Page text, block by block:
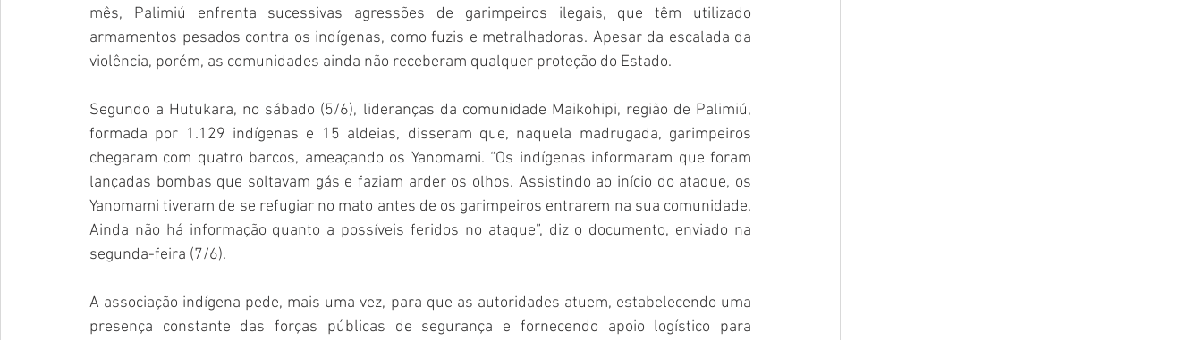
mês, Palimiú enfrenta sucessivas agressões de garimpeiros ilegais, que têm utilizado
armamentos pesados contra os indígenas, como fuzis e metralhadoras. Apesar da escalada da
violência, porém, as comunidades ainda não receberam qualquer proteção do Estado.
Segundo a Hutukara, no sábado (5/6), lideranças da comunidade Maikohipi, região de Palimiú,
formada por 1.129 indígenas e 15 aldeias, disseram que, naquela madrugada, garimpeiros
chegaram com quatro barcos, ameaçando os Yanomami. “Os indígenas informaram que foram
lançadas bombas que soltavam gás e faziam arder os olhos. Assistindo ao início do ataque, os
Yanomami tiveram de se refugiar no mato antes de os garimpeiros entrarem na sua comunidade.
Ainda não há informação quanto a possíveis feridos no ataque”, diz o documento, enviado na
segunda-feira (7/6).
A associação indígena pede, mais uma vez, para que as autoridades atuem, estabelecendo uma
presença constante das forças públicas de segurança e fornecendo apoio logístico para